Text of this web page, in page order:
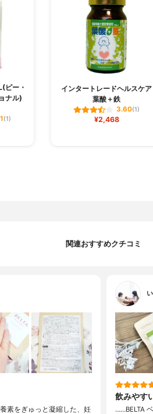
ピー・
ナル)
(1)
インタートレードヘルスケア
葉酸＋鉄
3.60(1)
¥2,468
関連おすすめクチコミ
素をぎゅっと凝縮した、妊
飲みやす
……⁡⁡BELTA